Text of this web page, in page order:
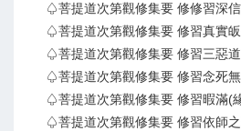
♤菩提道次第觀修集要 修修習深
♤菩提道次第觀修集要 修習真實
♤菩提道次第觀修集要 修習三惡
♤菩提道次第觀修集要 修習念死
♤菩提道次第觀修集要 修習暇滿(
♤菩提道次第觀修集要 修習依師